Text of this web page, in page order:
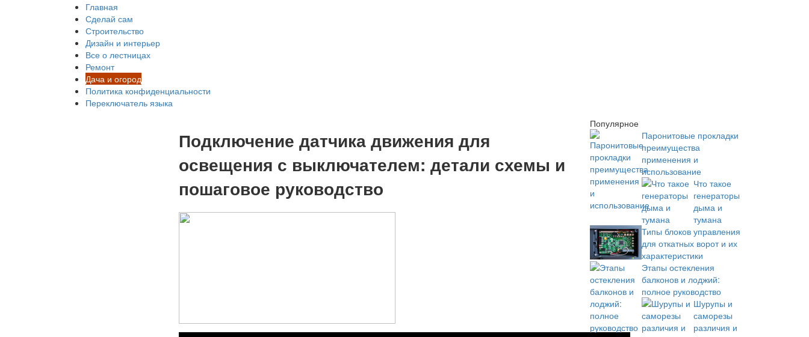
Главная
Сделай сам
Строительство
Дизайн и интерьер
Все о лестницах
Ремонт
Дача и огород
Политика конфиденциальности
Переключатель языка
Подключение датчика движения для
освещения с выключателем: детали схемы и
пошаговое руководство
Популярное
Паронитовые прокладки
преимущества
применения и
использование
Что такое
генераторы
дыма и
тумана
Типы блоков управления
для откатных ворот и их
характеристики
Этапы остекления
балконов и лоджий:
полное руководство
Шурупы и
саморезы
различия и